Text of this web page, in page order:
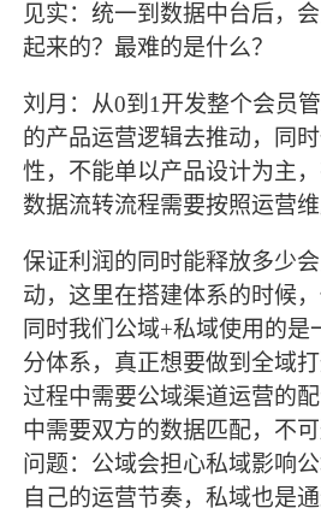
见实：统一到数据中台后，
起来的？最难的是什么？
刘月：从0到1开发整个会员
的产品运营逻辑去推动，同
性，不能单以产品设计为主
数据流转流程需要按照运营维
保证利润的同时能释放多少
动，这里在搭建体系的时候，
同时我们公域+私域使用的是
分体系，真正想要做到全域
过程中需要公域渠道运营的
中需要双方的数据匹配，不
问题：公域会担心私域影响
自己的运营节奏，私域也是